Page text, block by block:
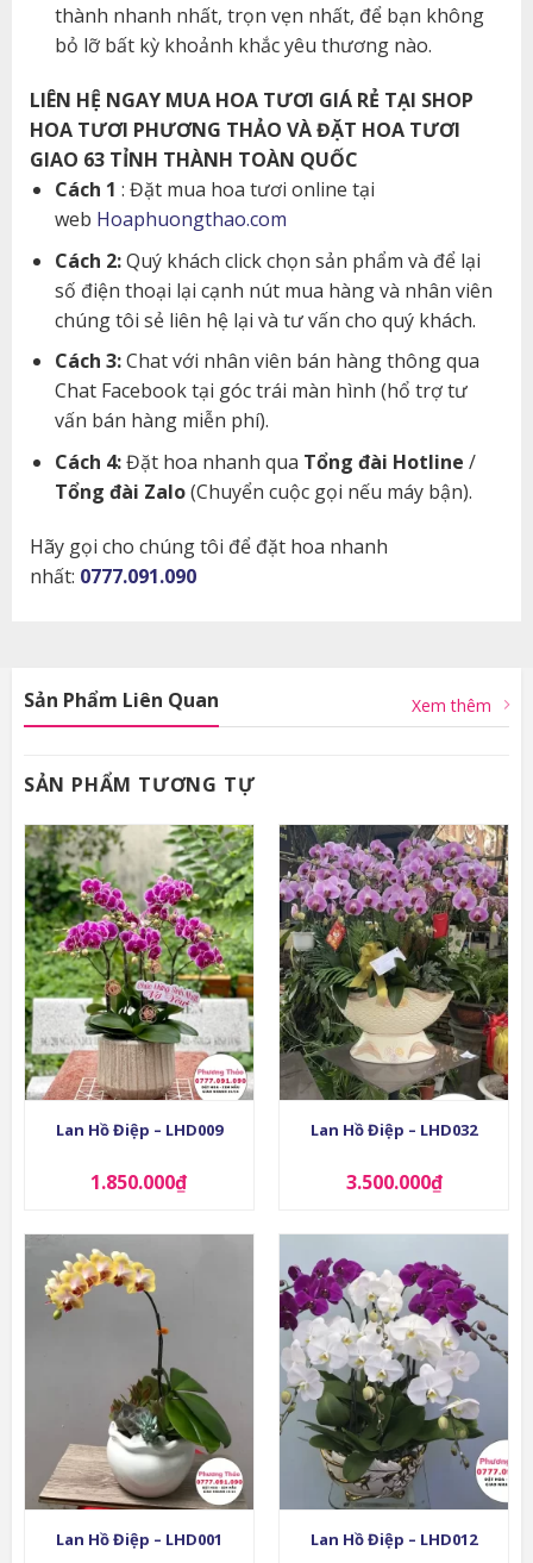
thành nhanh nhất, trọn vẹn nhất, để bạn không
bỏ lỡ bất kỳ khoảnh khắc yêu thương nào.
LIÊN HỆ NGAY MUA HOA TƯƠI GIÁ RẺ TẠI SHOP
HOA TƯƠI PHƯƠNG THẢO VÀ ĐẶT HOA TƯƠI
GIAO 63 TỈNH THÀNH TOÀN QUỐC
Cách 1 : Đặt mua hoa tươi online tại
web Hoaphuongthao.com
Cách 2:Quý khách click chọn sản phẩm và để lại
số điện thoại lại cạnh nút mua hàng và nhân viên
chúng tôi sẻ liên hệ lại và tư vấn cho quý khách.
Cách 3:Chat với nhân viên bán hàng thông qua
Chat Facebook tại góc trái màn hình (hổ trợ tư
vấn bán hàng miễn phí).
Cách 4:Đặt hoa nhanh qua Tổng đài Hotline /
Tổng đài Zalo(Chuyển cuộc gọi nếu máy bận).
Hãy gọi cho chúng tôi để đặt hoa nhanh
nhất: 0777.091.090
Sản Phẩm Liên Quan Xem thêm
SẢN PHẨM TƯƠNG TỰ
Lan Hồ Điệp – LHD009
1.850.000₫
Lan Hồ Điệp – LHD032
3.500.000₫
Lan Hồ Điệp – LHD001 Lan Hồ Điệp – LHD012